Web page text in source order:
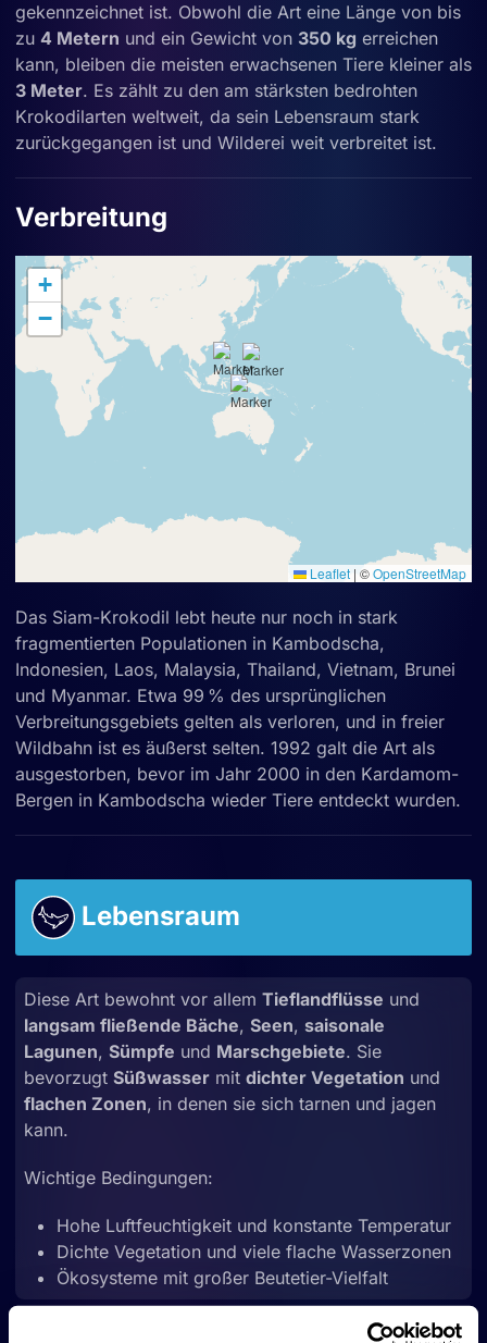
gekennzeichnet ist. Obwohl die Art eine Länge von bis
zu 4 Metern und ein Gewicht von 350 kg erreichen
kann, bleiben die meisten erwachsenen Tiere kleiner als
3 Meter. Es zählt zu den am stärksten bedrohten
Krokodilarten weltweit, da sein Lebensraum stark
zurückgegangen ist und Wilderei weit verbreitet ist.
Verbreitung
+
−
Leaflet | ©OpenStreetMap
Das Siam-Krokodil lebt heute nur noch in stark
fragmentierten Populationen in Kambodscha,
Indonesien, Laos, Malaysia, Thailand, Vietnam, Brunei
und Myanmar. Etwa 99 % des ursprünglichen
Verbreitungsgebiets gelten als verloren, und in freier
Wildbahn ist es äußerst selten. 1992 galt die Art als
ausgestorben, bevor im Jahr 2000 in den Kardamom-
Bergen in Kambodscha wieder Tiere entdeckt wurden.
Lebensraum
Diese Art bewohnt vor allem Tieflandflüsse und
langsam fließende Bäche, Seen, saisonale
Lagunen, Sümpfe und Marschgebiete. Sie
bevorzugt Süßwasser mit dichter Vegetation und
flachen Zonen, in denen sie sich tarnen und jagen
kann.
Wichtige Bedingungen:
Hohe Luftfeuchtigkeit und konstante Temperatur
Dichte Vegetation und viele flache Wasserzonen
Ökosysteme mit großer Beutetier-Vielfalt